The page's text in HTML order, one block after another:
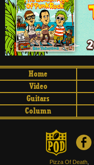
Home
Video
Guitars
Column
Pizza Of Death,